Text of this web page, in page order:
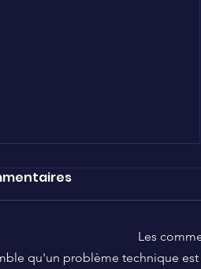
Les
qu'un problème technique est